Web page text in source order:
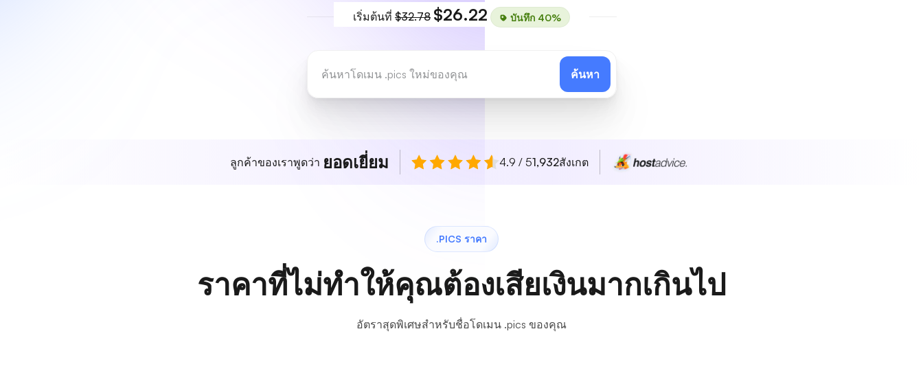
เริ่มต้นที่ $32.78 $26.22 บันทึก 40%
ค้นหา
ลูกค้าของเราพูดว่า ยอดเยี่ยม 4.9 / 51,932สังเกต
.PICS ราคา
ราคาที่ไม่ทำให้คุณต้องเสียเงินมากเกินไป
อัตราสุดพิเศษสำหรับชื่อโดเมน .pics ของคุณ